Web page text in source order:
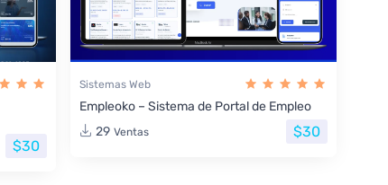
$30
Sistemas Web
Empleoko – Sistema de Portal de Empleo
29 Ventas $30